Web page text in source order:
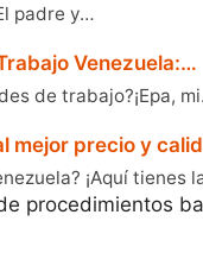
padre y…
Venezuela:…
de trabajo?¡Epa,
mejor precio y
¡Aquí tienes
procedimientos